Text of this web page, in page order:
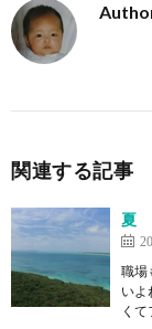
関連する記事
夏
職場
いよ
く